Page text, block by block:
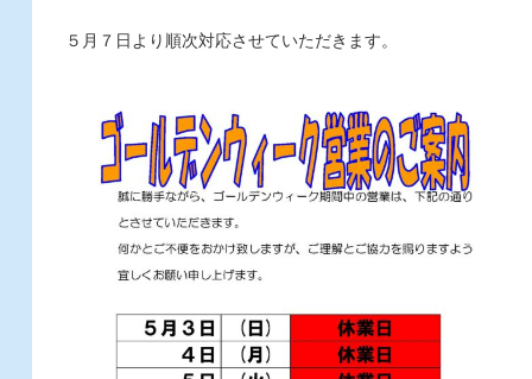
５月７日より順次対応させていただきます。